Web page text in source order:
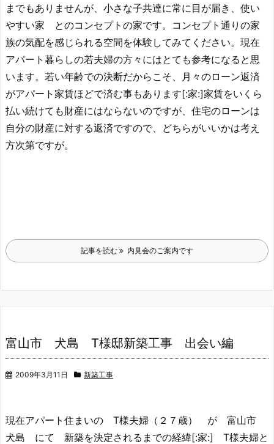
までもありませんが、小さな子共達に常に目が届き、使い
やすい家 とのコンセプトの家です。コンセプト通りの家
族の気配を感じられる空間を体験してみてください。現在
アパート暮らしの若夫婦の方々にはとても参考になると思
います。若い年齢での決断だからこそ、月々のローン返済
がアパート家賃ほどで済む事もあります[:家:]家賃をいくら
払い続けても財産にはならないのですが、住宅のローンは
自分の財産に対する返済ですので、どちらがいいかは考え
方次第ですが。
記事を読む 内見会のご案内です
富山市 犬島 T様邸新築工事 出会い編
2009年3月11日 新築工事
現在アパート住まいの T様夫婦（２７歳） が 富山市
犬島 にて 新築を決定されるまでの経緯[:家:] T様夫婦と